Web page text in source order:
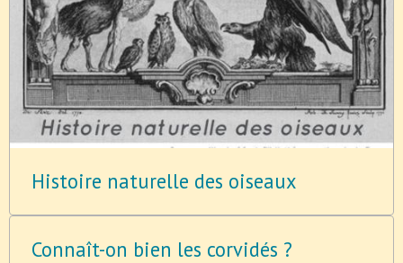
Histoire naturelle des oiseaux
Connaît-on bien les corvidés ?